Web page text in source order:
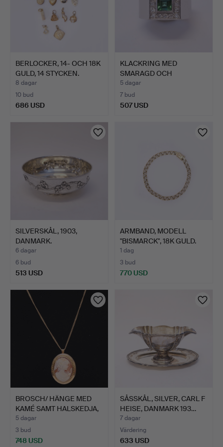
BERLOCKER, 14- OCH 18K
GULD, 14 STYCKEN.
8 dagar
10 bud
686 USD
KLACKRING MED
SMARAGD OCH
DIAMANTER.
5 dagar
7 bud
507 USD
SILVERSKÅL, 1903,
DANMARK.
6 dagar
6 bud
513 USD
ARMBAND, MODELL
"BISMARCK", 18K GULD.
1 dag
3 bud
770 USD
BROSCH/ HÄNGE MED
KAMÉ SAMT HALSKEDJA,
18K…
5 dagar
3 bud
748 USD
SÅSSKÅL, SILVER, CARL F
HEISE, DANMARK 193…
7 dagar
Värdering
633 USD